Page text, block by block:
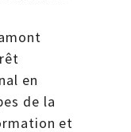
en
de la
et